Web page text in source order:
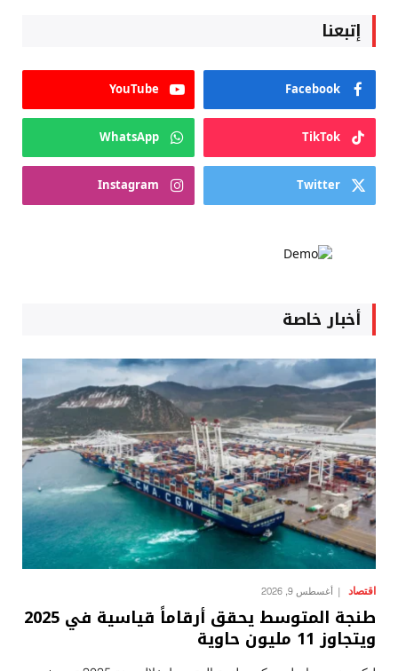
إتبعنا
Facebook
YouTube
TikTok
WhatsApp
Twitter
Instagram
أخبار خاصة
اقتصاد أغسطس 9, 2026
طنجة المتوسط يحقق أرقاماً قياسية في 2025
ويتجاوز 11 مليون حاوية